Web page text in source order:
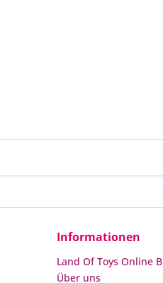
Informationen
Land Of Toys Online
Über uns